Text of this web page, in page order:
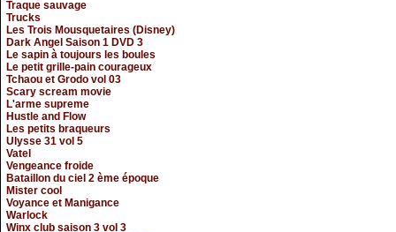
Traque sauvage
Trucks
Les Trois Mousquetaires (Disney)
Dark Angel Saison 1 DVD 3
Le sapin à toujours les boules
Le petit grille-pain courageux
Tchaou et Grodo vol 03
Scary scream movie
L'arme supreme
Hustle and Flow
Les petits braqueurs
Ulysse 31 vol 5
Vatel
Vengeance froide
Bataillon du ciel 2 ème époque
Mister cool
Voyance et Manigance
Warlock
Winx club saison 3 vol 3